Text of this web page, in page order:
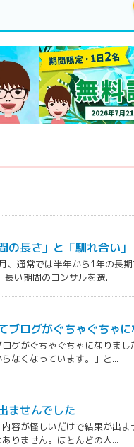
の長さ」と「馴れ合い」
、通常では半年から1年の長
い期間のコンサルを選...
ブログがぐちゃぐちゃ
グがぐちゃぐちゃになりま
なくなっています。」と...
ませんでした
容が怪しいだけで結果が出
りません。ほとんどの人...